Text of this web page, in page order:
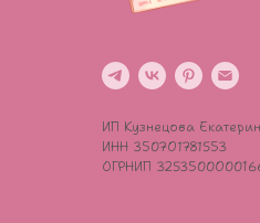
ИП Кузнецова
ИНН 350701781553
ОГРНИП